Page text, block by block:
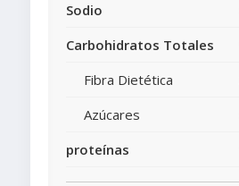
Sodio
Carbohidratos Totales
Fibra Dietética
Azúcares
proteínas